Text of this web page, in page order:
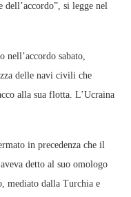
dell’accordo”, si legge nel
nell’accordo sabato,
delle navi civili che
alla sua flotta. L’Ucraina
in precedenza che il
detto al suo omologo
mediato dalla Turchia e